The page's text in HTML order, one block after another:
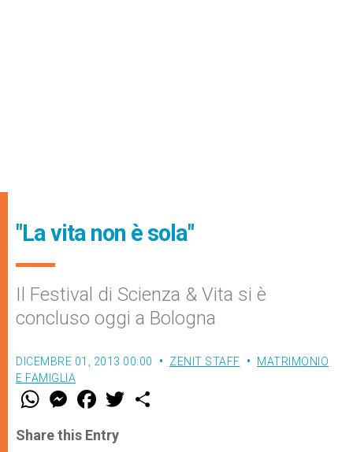
"La vita non è sola"
Il Festival di Scienza & Vita si è
concluso oggi a Bologna
DICEMBRE 01, 2013 00:00 ZENIT STAFF
MATRIMONIO
E FAMIGLIA
W
t
s
M
e
s
e
F
a
e
b
w
Share this Entry